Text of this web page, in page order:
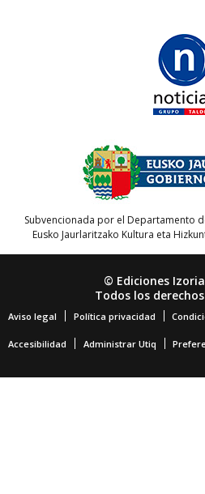
Subvencionada por el Departamento
Eusko Jaurlaritzako Kultura eta
© Ediciones Izoria
Todos los
Aviso legal Política privacidad
Accesibilidad Administrar Utiq